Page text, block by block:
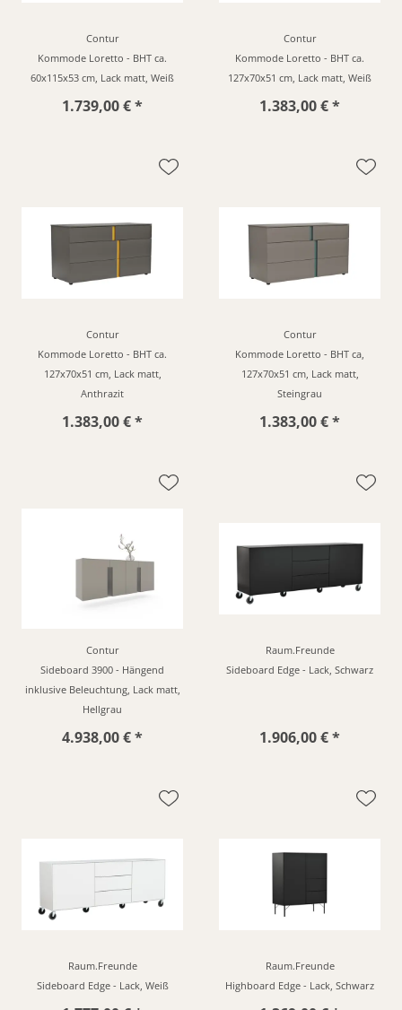
Contur
Kommode Loretto - BHT ca.
60x115x53 cm, Lack matt, Weiß
1.739,00 € *
Contur
Kommode Loretto - BHT ca.
127x70x51 cm, Lack matt, Weiß
1.383,00 € *
Contur
Kommode Loretto - BHT ca.
127x70x51 cm, Lack matt,
Anthrazit
1.383,00 € *
Contur
Kommode Loretto - BHT ca,
127x70x51 cm, Lack matt,
Steingrau
1.383,00 € *
Contur
Sideboard 3900 - Hängend
inklusive Beleuchtung, Lack matt,
Hellgrau
4.938,00 € *
Raum.Freunde
Sideboard Edge - Lack, Schwarz
1.906,00 € *
Raum.Freunde
Sideboard Edge - Lack, Weiß
Raum.Freunde
Highboard Edge - Lack, Schwarz